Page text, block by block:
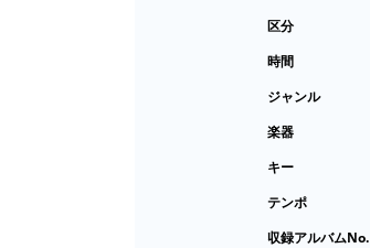
区分
時間
ジャンル
楽器
キー
テンポ
収録アルバムNo.